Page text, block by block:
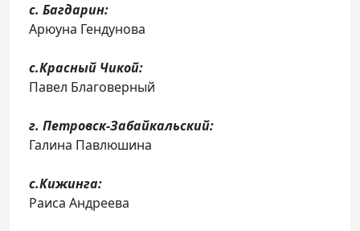
с. Багдарин:
Арюуна Гендунова
с.Красный Чикой:
Павел Благоверный
г. Петровск-Забайкальский:
Галина Павлюшина
с.Кижинга:
Раиса Андреева